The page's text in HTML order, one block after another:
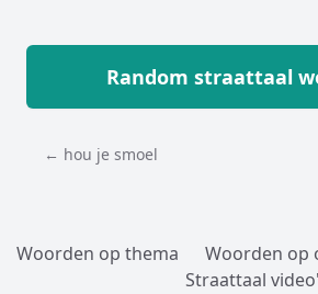
Random straattaal
← hou je smoel
Woorden op thema Woorden op
Straattaal